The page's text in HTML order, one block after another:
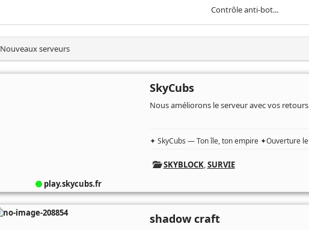
Contrôle anti-bot...
Nouveaux serveurs
play.skycubs.fr
SkyCubs
Nous améliorons le serveur avec vos
✦ SkyCubs — Ton île, ton empire ✦Ouverture
SKYBLOCK,SURVIE
shadow craft